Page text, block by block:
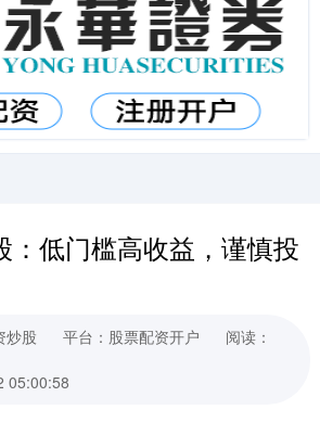
：低门槛高收益，谨慎投
炒股 平台：股票配资开户
阅读：
05:00:58